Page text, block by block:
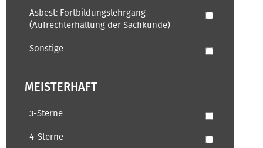
Asbest: Fortbildungslehrgang
(Aufrechterhaltung der Sachkunde)
Sonstige
MEISTERHAFT
3-Sterne
4-Sterne